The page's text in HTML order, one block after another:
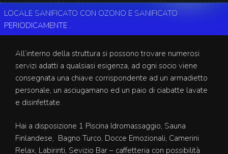
SERVIZI E QUOTE
All’interno della struttura si possono trovare numerosi
servizi adatti a qualsiasi esigenza, ad ogni socio viene
consegnata una chiave corrispondente ad un armadietto
personale, un asciugamano ed un paio di ciabatte lavate
e disinfettate.
Hai a disposizione 1 Piscina Idromassaggio, Sauna
Finlandese, Bagno Turco, Docce Emozionali, Camerini
Relax, Labirinti, Sevizio Bar – caffetteria con possibilità
LOCALE SANIFICATO CON OZONO E SANIFICATO
PERIODICAMENTE .